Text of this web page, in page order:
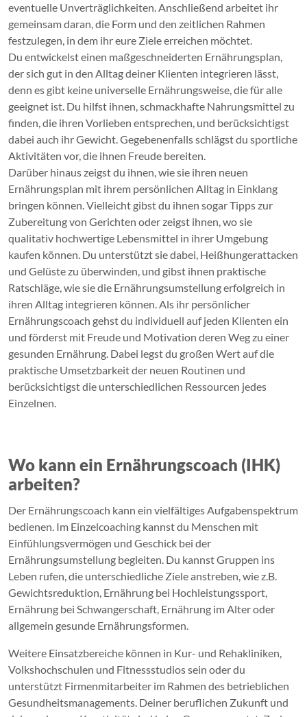
eventuelle Unverträglichkeiten. Anschließend arbeitet ihr
gemeinsam daran, die Form und den zeitlichen Rahmen
festzulegen, in dem ihr eure Ziele erreichen möchtet.
Du entwickelst einen maßgeschneiderten Ernährungsplan,
der sich gut in den Alltag deiner Klienten integrieren lässt,
denn es gibt keine universelle Ernährungsweise, die für alle
geeignet ist. Du hilfst ihnen, schmackhafte Nahrungsmittel zu
finden, die ihren Vorlieben entsprechen, und berücksichtigst
dabei auch ihr Gewicht. Gegebenenfalls schlägst du sportliche
Aktivitäten vor, die ihnen Freude bereiten.
Darüber hinaus zeigst du ihnen, wie sie ihren neuen
Ernährungsplan mit ihrem persönlichen Alltag in Einklang
bringen können. Vielleicht gibst du ihnen sogar Tipps zur
Zubereitung von Gerichten oder zeigst ihnen, wo sie
qualitativ hochwertige Lebensmittel in ihrer Umgebung
kaufen können. Du unterstützt sie dabei, Heißhungerattacken
und Gelüste zu überwinden, und gibst ihnen praktische
Ratschläge, wie sie die Ernährungsumstellung erfolgreich in
ihren Alltag integrieren können. Als ihr persönlicher
Ernährungscoach gehst du individuell auf jeden Klienten ein
und förderst mit Freude und Motivation deren Weg zu einer
gesunden Ernährung. Dabei legst du großen Wert auf die
praktische Umsetzbarkeit der neuen Routinen und
berücksichtigst die unterschiedlichen Ressourcen jedes
Einzelnen.
Wo kann ein Ernährungscoach (IHK)
arbeiten?
Der Ernährungscoach kann ein vielfältiges Aufgabenspektrum
bedienen. Im Einzelcoaching kannst du Menschen mit
Einfühlungsvermögen und Geschick bei der
Ernährungsumstellung begleiten. Du kannst Gruppen ins
Leben rufen, die unterschiedliche Ziele anstreben, wie z.B.
Gewichtsreduktion, Ernährung bei Hochleistungssport,
Ernährung bei Schwangerschaft, Ernährung im Alter oder
allgemein gesunde Ernährungsformen.
Weitere Einsatzbereiche können in Kur- und Rehakliniken,
Volkshochschulen und Fitnessstudios sein oder du
unterstützt Firmenmitarbeiter im Rahmen des betrieblichen
Gesundheitsmanagements. Deiner beruflichen Zukunft und